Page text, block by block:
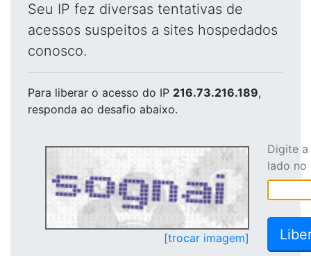
Seu IP fez diversas tentativas de
acessos suspeitos a sites hospedados
conosco.
Para liberar o acesso do IP 216.73.216.189,
responda ao desafio abaixo.
[trocar imagem]
Digite
lado no